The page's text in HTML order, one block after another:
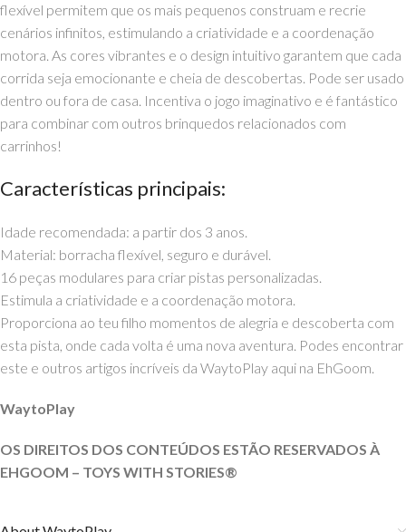
flexível permitem que os mais pequenos construam e recrie
cenários infinitos, estimulando a criatividade e a coordenação
motora. As cores vibrantes e o design intuitivo garantem que cada
corrida seja emocionante e cheia de descobertas. Pode ser usado
dentro ou fora de casa. Incentiva o jogo imaginativo e é fantástico
para combinar com outros brinquedos relacionados com
carrinhos!
Características principais:
Idade recomendada: a partir dos 3 anos.
Material: borracha flexível, seguro e durável.
16 peças modulares para criar pistas personalizadas.
Estimula a criatividade e a coordenação motora.
Proporciona ao teu filho momentos de alegria e descoberta com
esta pista, onde cada volta é uma nova aventura. Podes encontrar
este e outros artigos incríveis da WaytoPlay aqui na EhGoom.
WaytoPlay
OS DIREITOS DOS CONTEÚDOS ESTÃO RESERVADOS À
EHGOOM – TOYS WITH STORIES®️